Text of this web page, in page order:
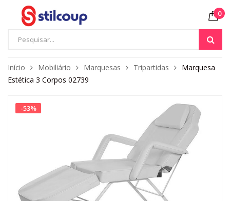
0
Início Mobiliário Marquesas Tripartidas
Marquesa
Estética 3 Corpos 02739
-53%